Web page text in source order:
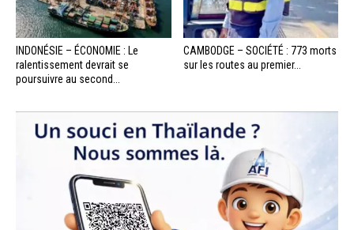
INDONÉSIE – ÉCONOMIE : Le
ralentissement devrait se
poursuivre au second...
CAMBODGE – SOCIÉTÉ : 773 morts
sur les routes au premier...